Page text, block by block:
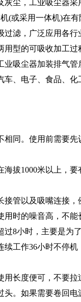
尘，工业吸尘器
(或采用一体机)在有
滤，广泛应用各行
型的可吸收加工过
吸尘器加装排气管
、电子、食品、化
同。使用前需要先
拔1000米以上，要
管以及吸嘴连接，
时的噪音高，不能
过8小时，主要是为
工作36小时不停机
长度便可，不要拉
。如果需要卷回